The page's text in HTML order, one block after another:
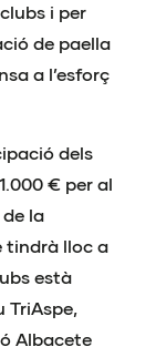
i per
de paella
a l’esforç
dels
€ per al
la
tindrà lloc a
està
Albacete